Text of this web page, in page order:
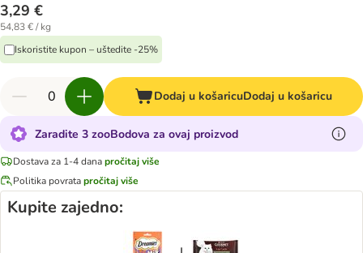
3,29 €
54,83 € / kg
Iskoristite kupon – uštedite -25%
Dodaj u košaricuDodaj u košaricu
Zaradite 3 zooBodova za ovaj proizvod
Dostava za 1-4 danapročitaj više
Politika povratapročitaj više
Kupite zajedno: